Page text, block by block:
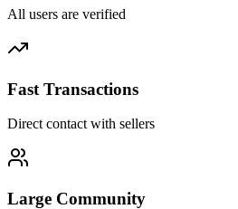
All users are verified
Fast Transactions
Direct contact with sellers
Large Community